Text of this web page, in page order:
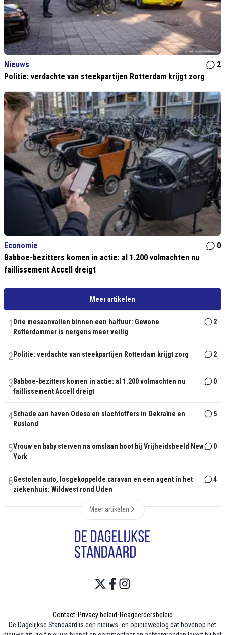
Nieuws
2
Politie: verdachte van steekpartijen Rotterdam krijgt zorg
Economie
0
Babboe-bezitters komen in actie: al 1.200 volmachten nu
faillissement Accell dreigt
Meer artikelen
1 Drie mesaanvallen binnen een halfuur: Gewone
Rotterdammer is nergens meer veilig
2
2 Politie: verdachte van steekpartijen Rotterdam krijgt zorg 2
3 Babboe-bezitters komen in actie: al 1.200 volmachten nu
faillissement Accell dreigt
0
4Schade aan haven Odesa en slachtoffers in Oekraïne en
Rusland
5
5Vrouw en baby sterven na omslaan boot bij Vrijheidsbeeld New
York
0
6Gestolen auto, losgekoppelde caravan en een agent in het
ziekenhuis: Wildwest rond Uden
4
Meer artikelen
Contact•Privacy beleid•Reageerdersbeleid
De Dagelijkse Standaard is een nieuws- en opinieweblog dat bovenop het